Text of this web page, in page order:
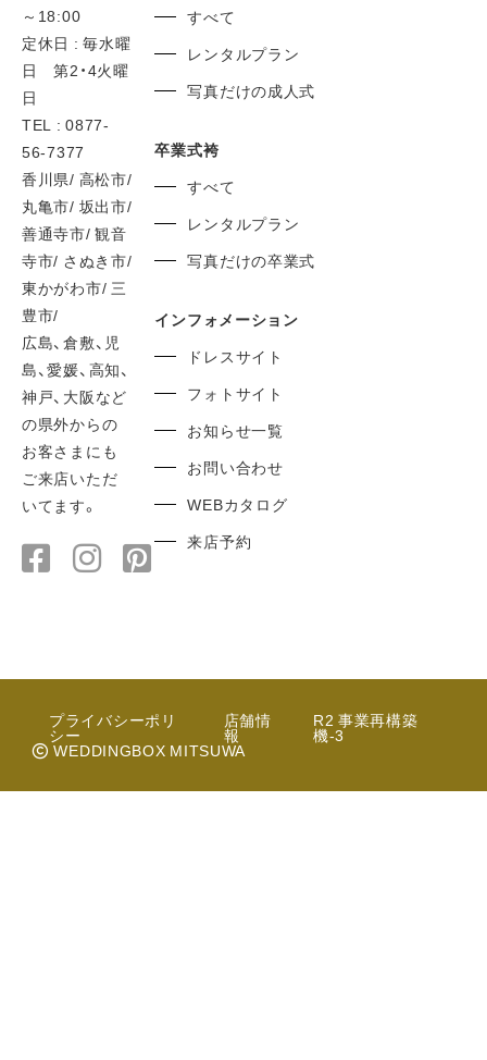
～18:00
定休日 : 毎水曜
日 第2・4火曜
日
TEL : 0877-
56-7377
香川県/ 高松市/
丸亀市/ 坂出市/
善通寺市/ 観音
寺市/ さぬき市/
東かがわ市/ 三
豊市/
広島、倉敷、児
島、愛媛、高知、
神戸、大阪など
の県外からの
お客さまにも
ご来店いただ
いてます。
すべて
レンタルプラン
写真だけの成人式
卒業式袴
すべて
レンタルプラン
写真だけの卒業式
インフォメーション
ドレスサイト
フォトサイト
お知らせ一覧
お問い合わせ
WEBカタログ
来店予約
プライバシーポリ
シー
店舗情
報
R2 事業再構築
機-3
WEDDINGBOX MITSUWA